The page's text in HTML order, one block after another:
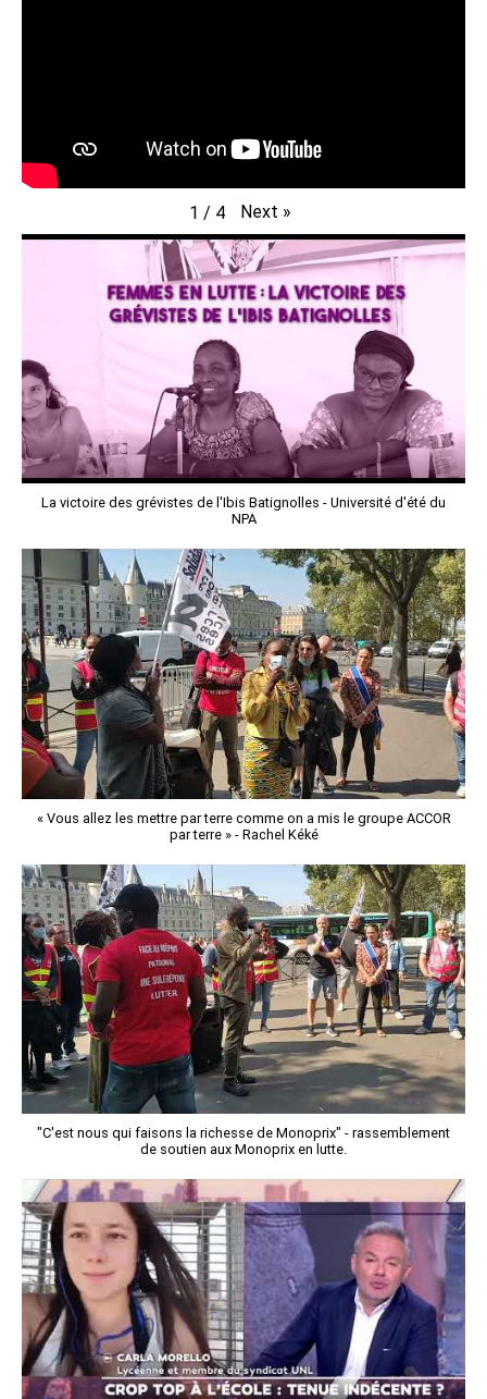
1 / 4 Next »
La victoire des grévistes de l'Ibis Batignolles - Université d'été du
NPA
« Vous allez les mettre par terre comme on a mis le groupe ACCOR
par terre » - Rachel Kéké
"C'est nous qui faisons la richesse de Monoprix" - rassemblement
de soutien aux Monoprix en lutte.